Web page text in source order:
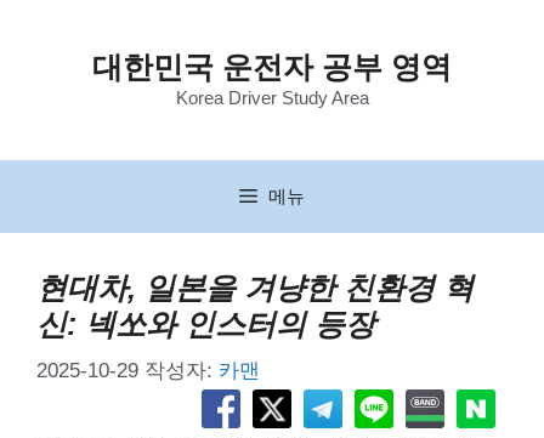
너
대한민국 운전자 공부 영역
Korea Driver Study Area
메뉴
현대차, 일본을 겨냥한 친환경 혁
신: 넥쏘와 인스터의 등장
2025-10-29 작성자: 카맨